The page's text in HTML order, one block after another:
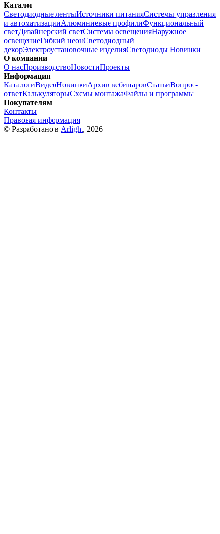
Каталог
Светодиодные лентыИсточники питанияСистемы управления
и автоматизацииАлюминиевые профилиФункциональный
светДизайнерский светСистемы освещенияНаружное
освещениеГибкий неонСветодиодный
декорЭлектроустановочные изделияСветодиоды Новинки
О компании
О насПроизводствоНовостиПроекты
Информация
КаталогиВидеоНовинкиАрхив вебинаровСтатьиВопрос-
ответКалькуляторыСхемы монтажаФайлы и программы
Покупателям
Контакты
Правовая информация
© Разработано в Arlight, 2026